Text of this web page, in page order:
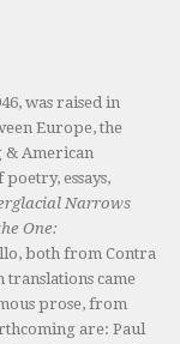
was raised in
Europe, the
& American
essays,
Narrows
One:
both from Contra
translations came
prose, from
are: Paul